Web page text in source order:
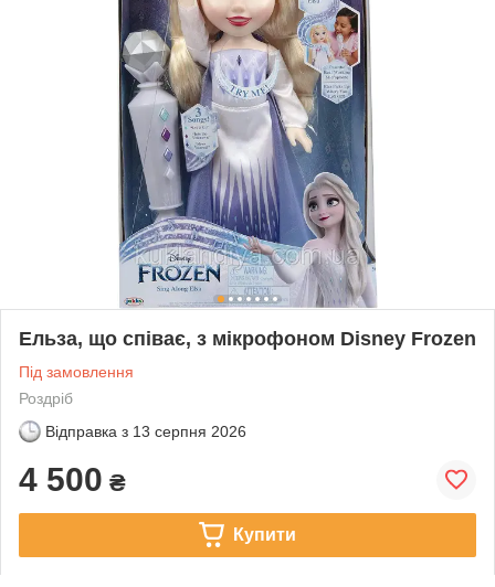
Ельза, що співає, з мікрофоном Disney Frozen
Під замовлення
Роздріб
Відправка з 13 серпня 2026
4 500 ₴
Купити